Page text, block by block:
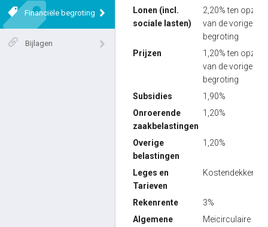
Financiële begroting
Bijlagen
Lonen (incl.
sociale lasten)
2,20% ten
van de vorige
begroting
Prijzen
1,20% ten
van de vorige
begroting
Subsidies
1,90%
Onroerende
zaakbelastingen
1,20%
Overige
belastingen
1,20%
Leges en
Tarieven
Kostendekkend
Rekenrente
3%
Algemene
Meicirculaire (in